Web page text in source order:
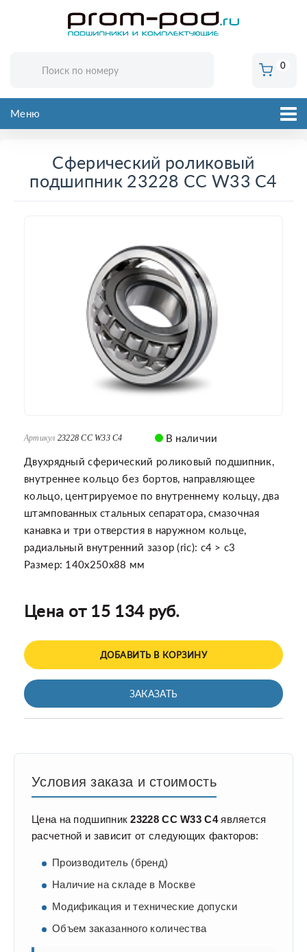
0
Меню
Сферический роликовый
подшипник 23228 CC W33 C4
Артикул 23228 CC W33 C4
В наличии
Двухрядный сферический роликовый подшипник,
внутреннее кольцо без бортов, направляющее
кольцо, центрируемое по внутреннему кольцу, два
штампованных стальных сепаратора, смазочная
канавка и три отверстия в наружном кольце,
радиальный внутренний зазор (ric): c4 > c3
Размер: 140x250x88 мм
Цена от 15 134 руб.
ДОБАВИТЬ В КОРЗИНУ
ЗАКАЗАТЬ
Условия заказа и стоимость
Цена на подшипник23228 CC W33 C4является
расчетной и зависит от следующих факторов:
Производитель (бренд)
Наличие на складе в Москве
Модификация и технические допуски
Объем заказанного количества